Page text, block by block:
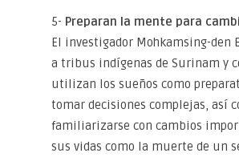
5- Preparan la mente para
El investigador Mohkamsing-den
a tribus indígenas de Surinam y
utilizan los sueños como
tomar decisiones complejas, así
familiarizarse con cambios
sus vidas como la muerte de un